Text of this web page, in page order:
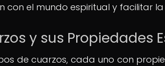
con el mundo espiritual y facilitar
y sus Propiedades
de cuarzos, cada uno con